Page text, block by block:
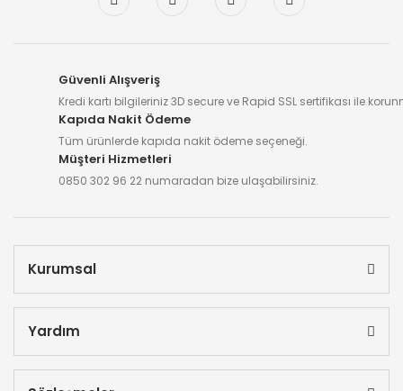
Güvenli Alışveriş
Kredi kartı bilgileriniz 3D secure ve Rapid SSL sertifikası ile
Kapıda Nakit Ödeme
Tüm ürünlerde kapıda nakit ödeme seçeneği.
Müşteri Hizmetleri
0850 302 96 22 numaradan bize ulaşabilirsiniz.
Kurumsal
Yardım